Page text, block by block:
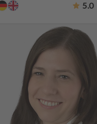
Hochwertiger Zahnersatz
Angstpatienten
5.0